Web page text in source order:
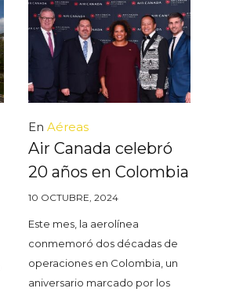
EnAéreas
Air Canada celebró
20 años en Colombia
10 OCTUBRE, 2024
Este mes, la aerolínea
conmemoró dos décadas de
operaciones en Colombia, un
aniversario marcado por los